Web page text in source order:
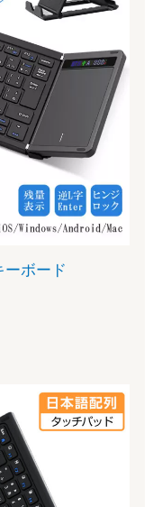
ボード